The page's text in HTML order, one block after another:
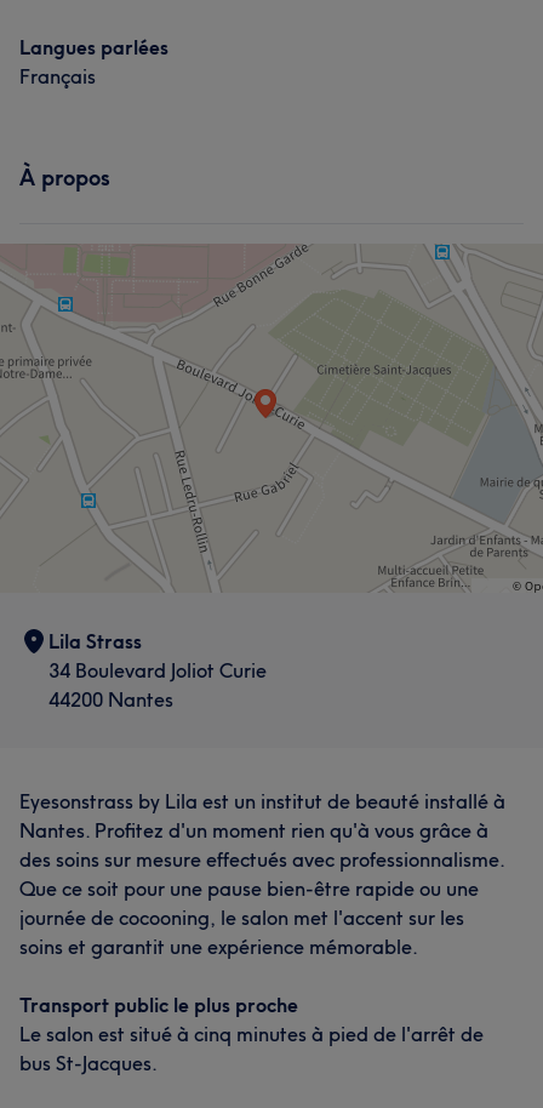
Langues parlées
Français
À propos
Lila Strass
34 Boulevard Joliot Curie
44200 Nantes
Eyesonstrass by Lila est un institut de beauté installé à
Nantes. Profitez d'un moment rien qu'à vous grâce à
des soins sur mesure effectués avec professionnalisme.
Que ce soit pour une pause bien-être rapide ou une
journée de cocooning, le salon met l'accent sur les
soins et garantit une expérience mémorable.
Transport public le plus proche
Le salon est situé à cinq minutes à pied de l'arrêt de
bus St-Jacques.